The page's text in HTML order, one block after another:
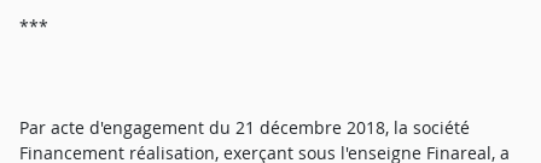
***
Par acte d'engagement du 21 décembre 2018, la société
Financement réalisation, exerçant sous l'enseigne Finareal, a